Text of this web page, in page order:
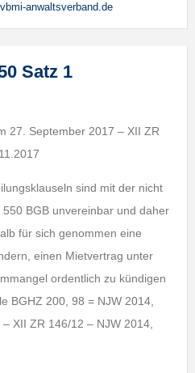
anwaltsverband.de
Satz 1
27. September 2017 – XII ZR
sind mit der nicht
BGB unvereinbar und daher
für sich genommen eine
einen Mietvertrag unter
ordentlich zu kündigen
BGHZ 200, 98 = NJW 2014,
XII ZR 146/12 – NJW 2014,